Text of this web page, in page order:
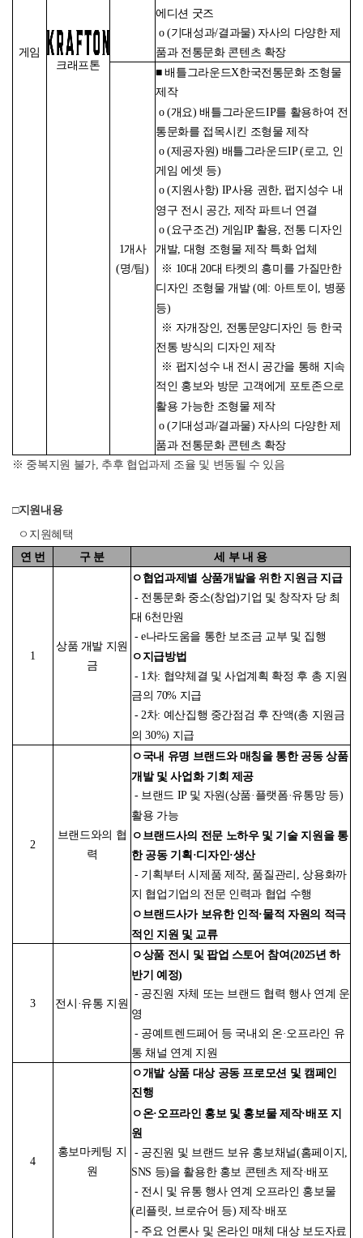
게임
크래프톤
에디션 굿즈
o (기대성과/결과물) 자사의 다양한 제
품과 전통문화 콘텐츠 확장
1개사
(명/팀)
■ 배틀그라운드X한국전통문화 조형물
제작
o (개요) 배틀그라운드IP를 활용하여 전
통문화를 접목시킨 조형물 제작
o (제공자원) 배틀그라운드IP (로고, 인
게임 에셋 등)
o (지원사항) IP사용 권한, 펍지성수 내
영구 전시 공간, 제작 파트너 연결
o (요구조건) 게임IP 활용, 전통 디자인
개발, 대형 조형물 제작 특화 업체
※ 10대 20대 타켓의 흥미를 가질만한
디자인 조형물 개발 (예: 아트토이, 병풍
등)
※ 자개장인, 전통문양디자인 등 한국
전통 방식의 디자인 제작
※ 펍지성수 내 전시 공간을 통해 지속
적인 홍보와 방문 고객에게 포토존으로
활용 가능한 조형물 제작
o (기대성과/결과물) 자사의 다양한 제
품과 전통문화 콘텐츠 확장
※ 중복지원 불가, 추후 협업과제 조율 및 변동될 수 있음
□지원내용
ㅇ지원혜택
연 번
구 분 세 부 내 용
1
상품 개발 지원
금
ㅇ협업과제별 상품개발을 위한 지원금 지급
- 전통문화 중소(창업)기업 및 창작자 당 최
대 6천만원
- e나라도움을 통한 보조금 교부 및 집행
ㅇ지급방법
- 1차: 협약체결 및 사업계획 확정 후 총 지원
금의 70% 지급
- 2차: 예산집행 중간점검 후 잔액(총 지원금
의 30%) 지급
2
브랜드와의 협
력
ㅇ국내 유명 브랜드와 매칭을 통한 공동 상품
개발 및 사업화 기회 제공
- 브랜드 IP 및 자원(상품·플랫폼·유통망 등)
활용 가능
ㅇ브랜드사의 전문 노하우 및 기술 지원을 통
한 공동 기획·디자인·생산
- 기획부터 시제품 제작, 품질관리, 상용화까
지 협업기업의 전문 인력과 협업 수행
ㅇ브랜드사가 보유한 인적·물적 자원의 적극
적인 지원 및 교류
3 전시·유통 지원
ㅇ상품 전시 및 팝업 스토어 참여(2025년 하
반기 예정)
- 공진원 자체 또는 브랜드 협력 행사 연계 운
영
- 공예트렌드페어 등 국내외 온·오프라인 유
통 채널 연계 지원
4
홍보마케팅 지
원
ㅇ개발 상품 대상 공동 프로모션 및 캠페인
진행
ㅇ온·오프라인 홍보 및 홍보물 제작·배포 지
원
- 공진원 및 브랜드 보유 홍보채널(홈페이지,
SNS 등)을 활용한 홍보 콘텐츠 제작·배포
- 전시 및 유통 행사 연계 오프라인 홍보물
(리플릿, 브로슈어 등) 제작·배포
- 주요 언론사 및 온라인 매체 대상 보도자료